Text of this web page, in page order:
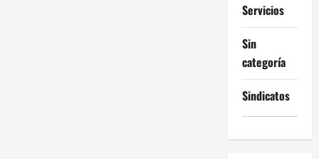
Servicios
Sin
categoría
Sindicatos